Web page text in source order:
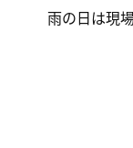
雨の日は現